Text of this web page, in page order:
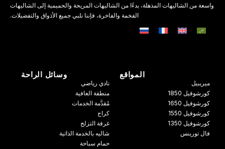
واسعة من الشاليهات المذهلة، بدءًا من الشاليهات المريحة والحميمية إلى الشاليهات
الفخمة والفاخرة، فإننا نلبي جميع الأذواق والتفضيلات.
المواقع
ميريبيل
كورشوفيل 1850
كورشوفيل 1650
كورشوفيل 1550
كورشوفيل 1350
فال تورينس
وسائل الراحة
نادي رياضي
منطقة العافية
مُقدَّمة الخدمات
كراج
غرفة التزلج
شاليه بالخدمة الذاتية
حمام سباحة